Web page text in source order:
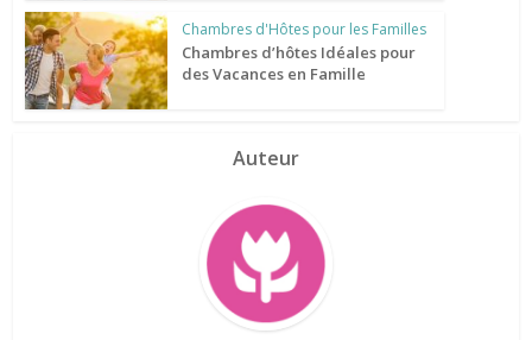
Chambres d'Hôtes pour les Familles
Chambres d’hôtes Idéales pour
des Vacances en Famille
Auteur